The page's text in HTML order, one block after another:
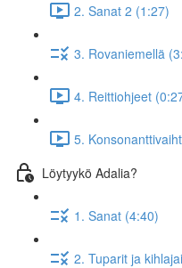
2. Sanat 2 (1:27)
3. Rovaniemellä
4. Reittiohjeet
5.
Löytyykö Adalia?
1. Sanat (4:40)
2. Tuparit ja